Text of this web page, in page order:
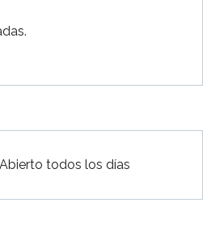
todos los días